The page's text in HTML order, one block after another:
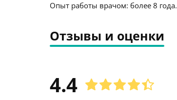
Опыт работы врачом: более 8 года.
Отзывы и оценки
4.4